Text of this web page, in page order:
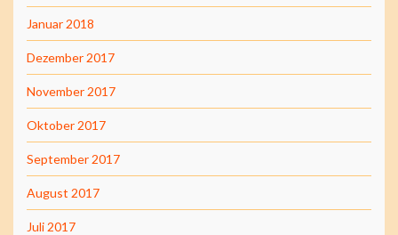
Januar 2018
Dezember 2017
November 2017
Oktober 2017
September 2017
August 2017
Juli 2017